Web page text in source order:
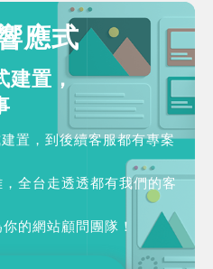
應式
建置，
置，到後續客服都有專案
全台走透透都有我們的客
的網站顧問團隊！